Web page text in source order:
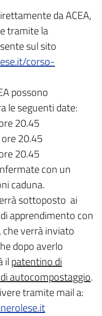
da ACEA,
tramite la
sul sito
corso-
possono
le seguenti date:
20.45
20.45
20.45
con un
caduna.
sottoposto ai
apprendimento con
verrà inviato
dopo averlo
ilpatentino di
autocompostaggio.
tramite mail a: